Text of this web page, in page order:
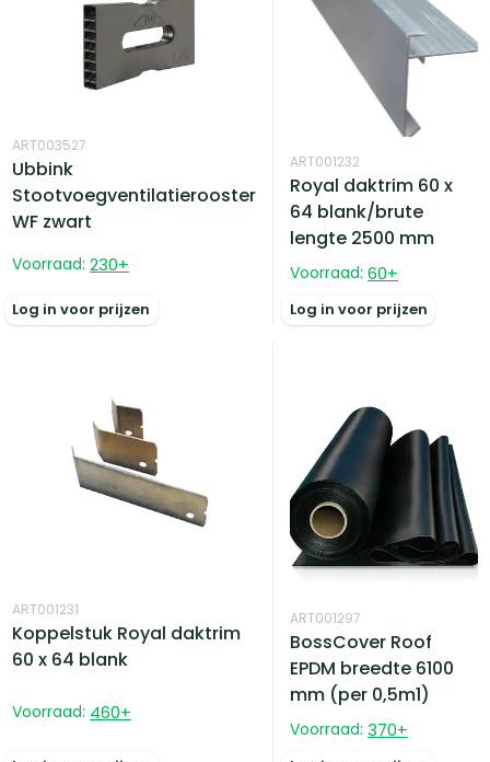
ART003527
Ubbink
Stootvoegventilatierooster
WF zwart
Voorraad: 230+
Log in voor prijzen
ART001232
Royal daktrim 60 x
64 blank/brute
lengte 2500 mm
Voorraad: 60+
Log in voor prijzen
ART001231
Koppelstuk Royal daktrim
60 x 64 blank
Voorraad: 460+
ART001297
BossCover Roof
EPDM breedte 6100
mm (per 0,5m1)
Voorraad: 370+